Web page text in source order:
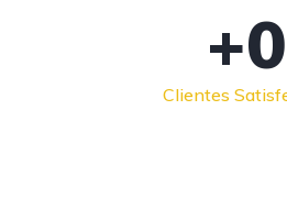
Clientes
+0